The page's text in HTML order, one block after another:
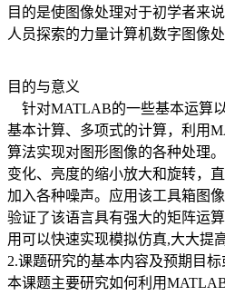
目的是使图像处理对于初学者来
人员探索的力量计算机数字图像处
目的与意义
针对MATLAB的一些基本运算
基本计算、多项式的计算，利用
算法实现对图形图像的各种处理
变化、亮度的缩小放大和旋转，
加入各种噪声。应用该工具箱图
验证了该语言具有强大的矩阵运
用可以快速实现模拟仿真,大大提
2.课题研究的基本内容及预期目标
本课题主要研究如何利用